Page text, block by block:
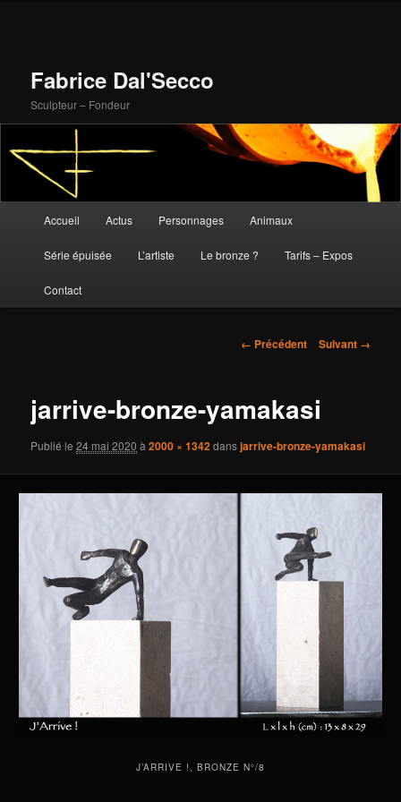
Fabrice Dal'Secco
Sculpteur – Fondeur
Aller
au
contenu
Accueil Actus Personnages Animaux
Série épuisée L’artiste Le bronze ? Tarifs – Expos
Contact
Navigation
← Précédent Suivant →
jarrive-bronze-yamakasi
Publié le24 mai 2020 à2000 × 1342dansjarrive-bronze-yamakasi
J’ARRIVE !, BRONZE N°/8